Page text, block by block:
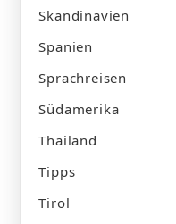
Skandinavien
Spanien
Sprachreisen
Südamerika
Thailand
Tipps
Tirol